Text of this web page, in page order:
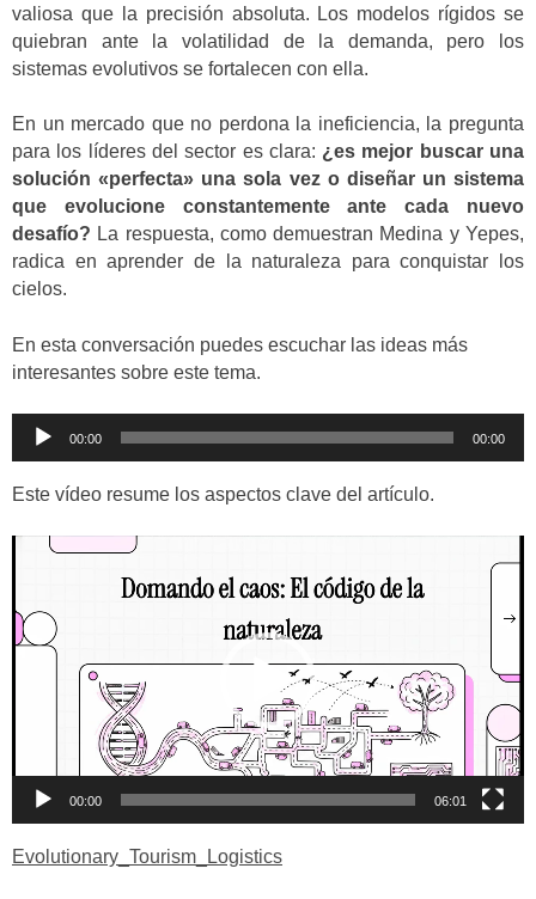
valiosa que la precisión absoluta. Los modelos rígidos se
quiebran ante la volatilidad de la demanda, pero los
sistemas evolutivos se fortalecen con ella.
En un mercado que no perdona la ineficiencia, la pregunta
para los líderes del sector es clara: ¿es mejor buscar una
solución «perfecta» una sola vez o diseñar un sistema
que evolucione constantemente ante cada nuevo
desafío? La respuesta, como demuestran Medina y Yepes,
radica en aprender de la naturaleza para conquistar los
cielos.
En esta conversación puedes escuchar las ideas más
interesantes sobre este tema.
Reproductor
00:00 00:00
Este vídeo resume los aspectos clave del artículo.
Reproductor
00:00 06:01
Evolutionary_Tourism_Logistics